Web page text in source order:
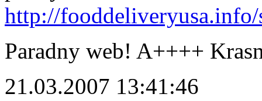
http://fooddeliveryusa.info/
Paradny web! A++++
21.03.2007 13:41:46